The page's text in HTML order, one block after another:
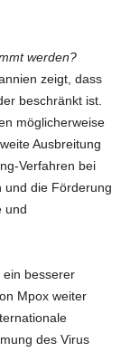
werden?
zeigt, dass
beschränkt ist.
möglicherweise
Ausbreitung
Verfahren bei
und die Förderung
und
besserer
Mpox weiter
des Virus